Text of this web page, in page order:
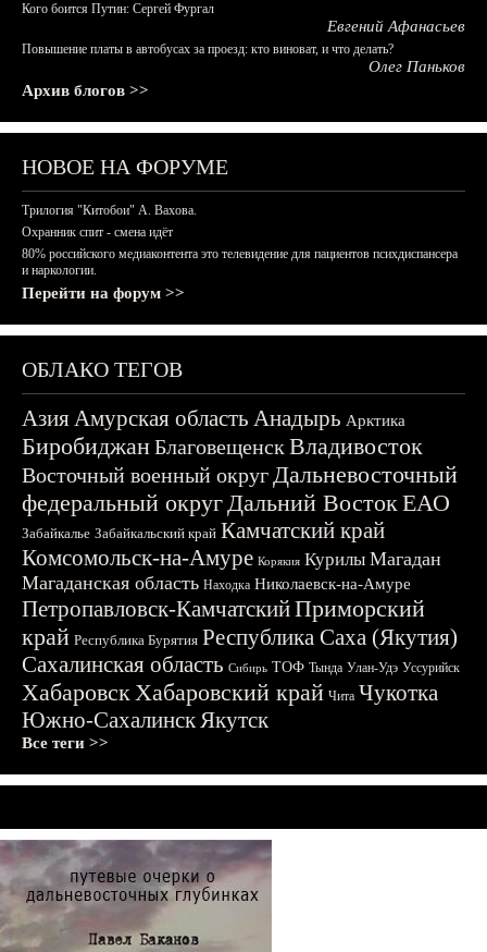
Кого боится Путин: Сергей Фургал
Евгений Афанасьев
Повышение платы в автобусах за проезд: кто виноват, и что делать?
Олег Паньков
Архив блогов >>
НОВОЕ НА ФОРУМЕ
Трилогия "Китобои" А. Вахова.
Охранник спит - смена идёт
80% российского медиаконтента это телевидение для пациентов психдиспансера
и наркологии.
Перейти на форум >>
ОБЛАКО ТЕГОВ
АзияАмурская область Анадырь Арктика
БиробиджанБлаговещенскВладивосток
Восточный военный округДальневосточный
федеральный округДальний ВостокЕАО
Забайкалье Забайкальский край Камчатский край
Комсомольск-на-Амуре Корякия Курилы Магадан
Магаданская область Находка Николаевск-на-Амуре
Петропавловск-КамчатскийПриморский
край Республика Бурятия Республика Саха (Якутия)
Сахалинская область Сибирь ТОФ Тында Улан-Удэ Уссурийск
ХабаровскХабаровский край Чита Чукотка
Южно-СахалинскЯкутск
Все теги >>